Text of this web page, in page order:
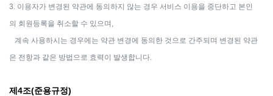
3. 이용자가 변경된 약관에 동의하지 않는 경우 서비스 이용을 중단하고 본인
의 회원등록을 취소할 수 있으며,
계속 사용하시는 경우에는 약관 변경에 동의한 것으로 간주되며 변경된 약관
은 전항과 같은 방법으로 효력이 발생합니다.
제4조(준용규정)